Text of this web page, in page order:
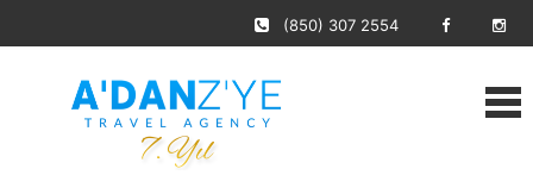
(850) 307 2554